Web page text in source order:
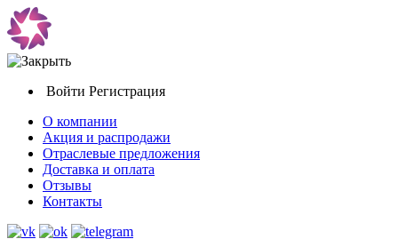
Войти Регистрация
О компании
Акция и распродажи
Отраслевые предложения
Доставка и оплата
Отзывы
Контакты